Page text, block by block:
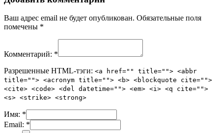
Ваш адрес email не будет опубликован. Обязательные поля
помечены *
Комментарий: *
Разрешенные HTML-тэги: <a href="" title=""> <abbr
title=""> <acronym title=""> <b> <blockquote cite="">
<cite> <code> <del datetime=""> <em> <i> <q cite="">
<s> <strike> <strong>
Имя: *
Email: *